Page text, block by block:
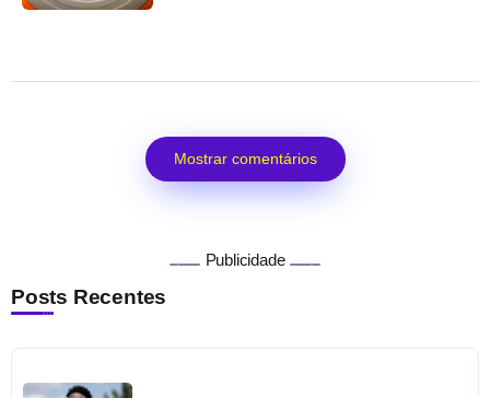
Mostrar comentários
Publicidade
Posts Recentes